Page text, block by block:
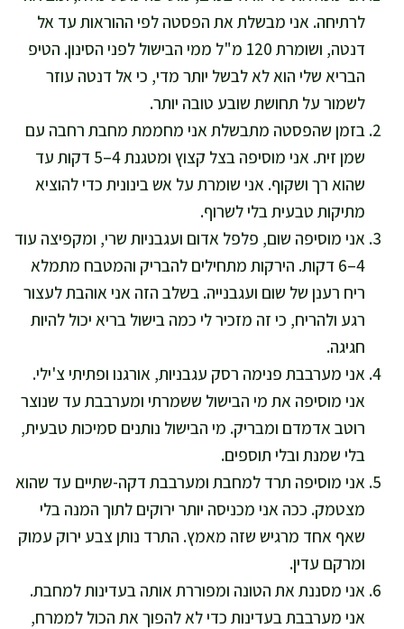
לרתיחה. אני מבשלת את הפסטה לפי ההוראות עד אל
דנטה, ושומרת 120 מ"ל ממי הבישול לפני הסינון. הטיפ
הבריא שלי הוא לא לבשל יותר מדי, כי אל דנטה עוזר
לשמור על תחושת שובע טובה יותר.
בזמן שהפסטה מתבשלת אני מחממת מחבת רחבה עם
שמן זית. אני מוסיפה בצל קצוץ ומטגנת 4–5 דקות עד
שהוא רך ושקוף. אני שומרת על אש בינונית כדי להוציא
מתיקות טבעית בלי לשרוף.
אני מוסיפה שום, פלפל אדום ועגבניות שרי, ומקפיצה עוד
4–6 דקות. הירקות מתחילים להבריק והמטבח מתמלא
ריח רענן של שום ועגבנייה. בשלב הזה אני אוהבת לעצור
רגע ולהריח, כי זה מזכיר לי כמה בישול בריא יכול להיות
חגיגה.
אני מערבבת פנימה רסק עגבניות, אורגנו ופתיתי צ'ילי.
אני מוסיפה את מי הבישול ששמרתי ומערבבת עד שנוצר
רוטב אדמדם ומבריק. מי הבישול נותנים סמיכות טבעית,
בלי שמנת ובלי תוספים.
אני מוסיפה תרד למחבת ומערבבת דקה-שתיים עד שהוא
מצטמק. ככה אני מכניסה יותר ירוקים לתוך המנה בלי
שאף אחד מרגיש שזה מאמץ. התרד נותן צבע ירוק עמוק
ומרקם עדין.
אני מסננת את הטונה ומפוררת אותה בעדינות למחבת.
אני מערבבת בעדינות כדי לא להפוך את הכול לממרח,